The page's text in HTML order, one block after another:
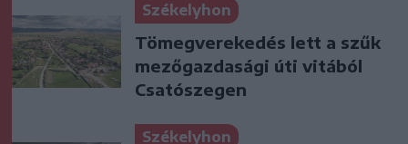
Székelyhon
Tömegverekedés lett a szűk
mezőgazdasági úti vitából
Csatószegen
Székelyhon